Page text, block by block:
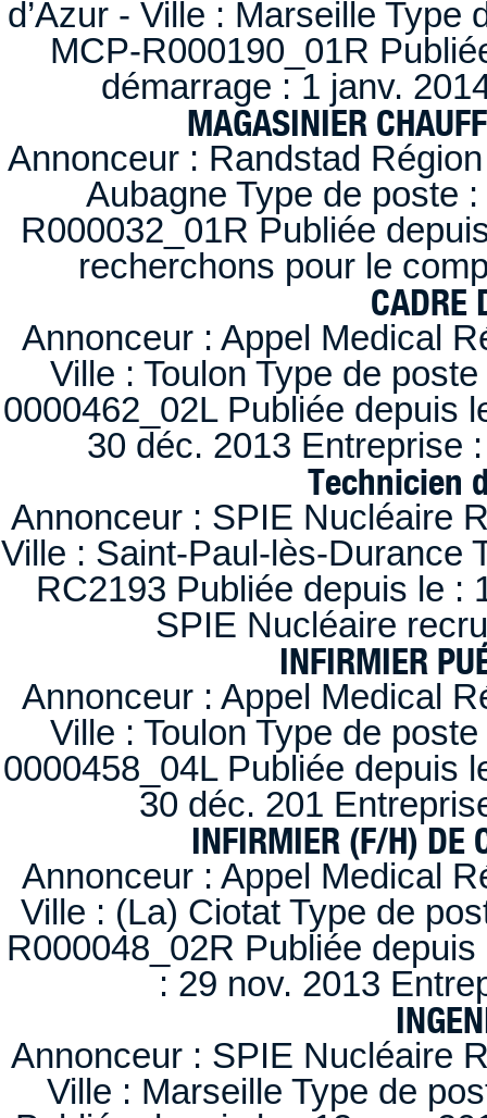
d’Azur - Ville : Marseille
MCP-R000190_01R
démarrage : 1 janv.
MAGASINIER
Annonceur : Randstad
Aubagne Type de poste
R000032_01R Publiée
recherchons pour le
CADRE
Annonceur : Appel Medical
Ville : Toulon Type de
0000462_02L Publiée depuis
30 déc. 2013
Technicien
Annonceur : SPIE Nucléaire
Ville : Saint-Paul-lès-Durance
RC2193 Publiée depuis le :
SPIE Nucléaire
INFIRMIER
Annonceur : Appel Medical
Ville : Toulon Type de
0000458_04L Publiée depuis
30 déc. 201
INFIRMIER (F/H) DE
Annonceur : Appel Medical
Ville : (La) Ciotat Type de
R000048_02R Publiée
: 29 nov. 2013
Annonceur : SPIE Nucléaire
Ville : Marseille Type de